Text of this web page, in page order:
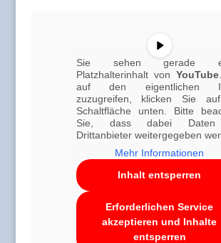
Sie sehen gerade
Platzhalterinhalt vonYouTube
auf den eigentlichen
zuzugreifen, klicken Sie
Schaltfläche unten. Bitte
Sie, dass dabei
Drittanbieter weitergegeben
Mehr Informationen
Inhalt entsperren
Erforderlichen Service
akzeptieren und Inhalte
entsperren